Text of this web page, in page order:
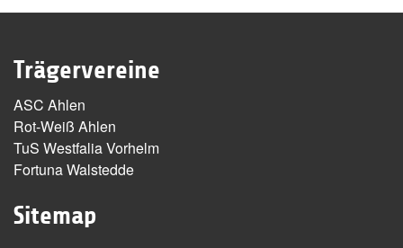
Trägervereine
ASC Ahlen
Rot-Weiß Ahlen
TuS Westfalia Vorhelm
Fortuna Walstedde
Sitemap